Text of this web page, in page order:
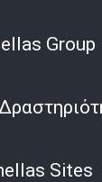
Group
Sites